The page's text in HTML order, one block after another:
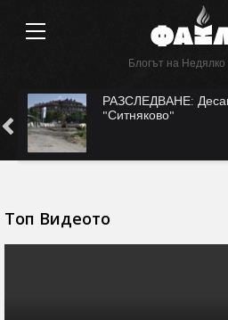
Блогът на
РАЗСЛЕДВАНЕ:
"Ситняково"
Топ Видеото